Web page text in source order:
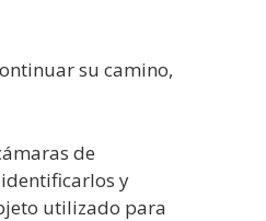
su camino,
de
y
utilizado para